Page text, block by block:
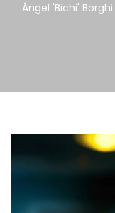
Ángel 'Bichi'